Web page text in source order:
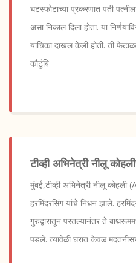
घटस्फोटाच्या प्रकरणात पती
असा निकाल दिला होता. या
याचिका दाखल केली होती. ती
कौटुंबि
टीव्ही अभिनेत्री नीलू
मुंबई,टीव्ही अभिनेत्री नीलू
हरमिंदरसिंग यांचे निधन झाले.
गुरुद्वारातून परतल्यानंतर ते
पडले. त्यावेळी घरात केवळ